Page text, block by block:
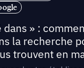
dans » :
la recherche
trouvent en